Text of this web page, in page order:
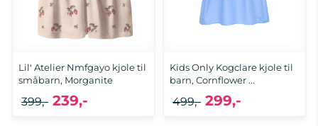
Lil' Atelier Nmfgayo kjole til
småbarn, Morganite
239,-
399,-
Kids Only Kogclare kjole til
barn, Cornflower ...
299,-
499,-